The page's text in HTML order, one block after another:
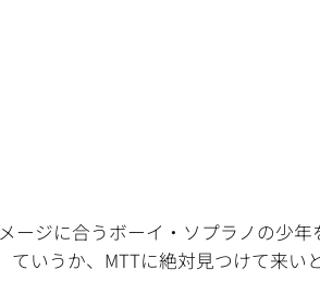
ジに合うボーイ・ソプラノの少
いうか、MTTに絶対見つけて来